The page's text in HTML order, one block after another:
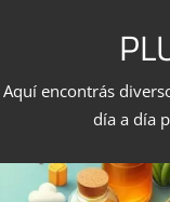
Aquí encontrás
día a día